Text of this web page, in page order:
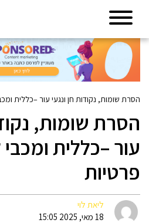
הסרת שומות, נקודות חן ונגעי עור –כללית
הסרת שומות,
עור –כללית
פרטיות
ליאת לוי
18 מאי, 2025 15:05